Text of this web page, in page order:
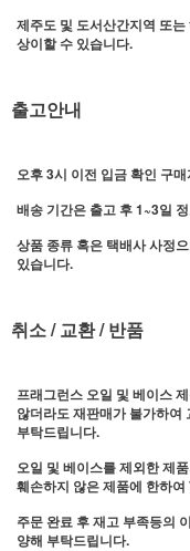
제주도 및 도서산간지역 또
상이할 수 있습니다.
출고안내
오후 3시 이전 입금 확인 구
배송 기간은 출고 후 1~3일
상품 종류 혹은 택배사 사정
있습니다.
취소 / 교환 / 반품
프래그런스 오일 및 베이스
않더라도 재판매가 불가하여
부탁드립니다.
오일 및 베이스를 제외한 제
훼손하지 않은 제품에 한하
주문 완료 후 재고 부족등의
양해 부탁드립니다.